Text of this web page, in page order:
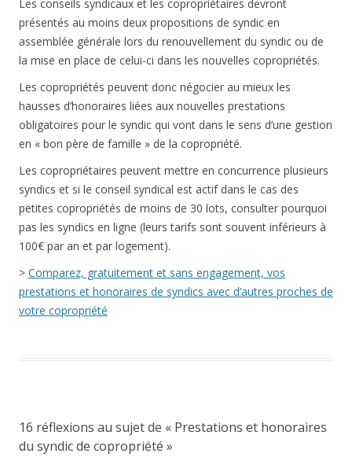
Les conseils syndicaux et les copropriétaires devront
présentés au moins deux propositions de syndic en
assemblée générale lors du renouvellement du syndic ou de
la mise en place de celui-ci dans les nouvelles copropriétés.
Les copropriétés peuvent donc négocier au mieux les
hausses d’honoraires liées aux nouvelles prestations
obligatoires pour le syndic qui vont dans le sens d’une gestion
en « bon père de famille » de la copropriété.
Les copropriétaires peuvent mettre en concurrence plusieurs
syndics et si le conseil syndical est actif dans le cas des
petites copropriétés de moins de 30 lots, consulter pourquoi
pas les syndics en ligne (leurs tarifs sont souvent inférieurs à
100€ par an et par logement).
> Comparez, gratuitement et sans engagement, vos
prestations et honoraires de syndics avec d’autres proches de
votre copropriété
16 réflexions au sujet de « Prestations et honoraires
du syndic de copropriété »